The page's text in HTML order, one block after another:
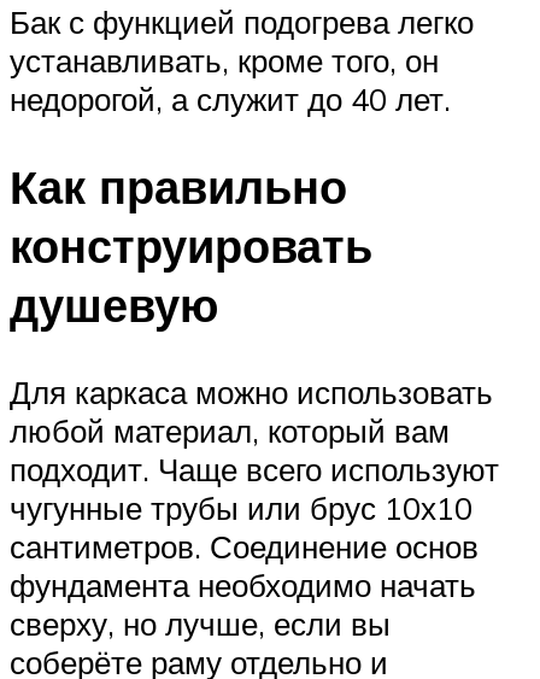
Бак с функцией подогрева легко
устанавливать, кроме того, он
недорогой, а служит до 40 лет.
Как правильно
конструировать
душевую
Для каркаса можно использовать
любой материал, который вам
подходит. Чаще всего используют
чугунные трубы или брус 10х10
сантиметров. Соединение основ
фундамента необходимо начать
сверху, но лучше, если вы
соберёте раму отдельно и